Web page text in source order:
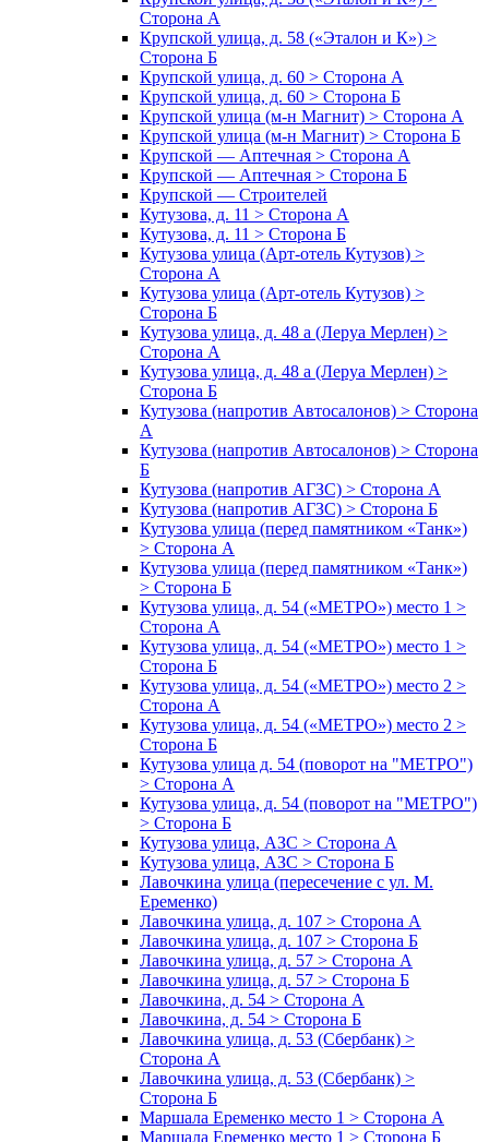
Сторона А
Крупской улица, д. 58 («Эталон и К») >
Сторона Б
Крупской улица, д. 60 > Сторона А
Крупской улица, д. 60 > Сторона Б
Крупской улица (м-н Магнит) > Сторона А
Крупской улица (м-н Магнит) > Сторона Б
Крупской — Аптечная > Сторона А
Крупской — Аптечная > Сторона Б
Крупской — Строителей
Кутузова, д. 11 > Сторона А
Кутузова, д. 11 > Сторона Б
Кутузова улица (Арт-отель Кутузов) >
Сторона А
Кутузова улица (Арт-отель Кутузов) >
Сторона Б
Кутузова улица, д. 48 а (Леруа Мерлен) >
Сторона А
Кутузова улица, д. 48 а (Леруа Мерлен) >
Сторона Б
Кутузова (напротив Автосалонов) > Сторона
А
Кутузова (напротив Автосалонов) > Сторона
Б
Кутузова (напротив АГЗС) > Сторона А
Кутузова (напротив АГЗС) > Сторона Б
Кутузова улица (перед памятником «Танк»)
> Сторона А
Кутузова улица (перед памятником «Танк»)
> Сторона Б
Кутузова улица, д. 54 («МЕТРО») место 1 >
Сторона А
Кутузова улица, д. 54 («МЕТРО») место 1 >
Сторона Б
Кутузова улица, д. 54 («МЕТРО») место 2 >
Сторона А
Кутузова улица, д. 54 («МЕТРО») место 2 >
Сторона Б
Кутузова улица д. 54 (поворот на "МЕТРО")
> Сторона А
Кутузова улица, д. 54 (поворот на "МЕТРО")
> Сторона Б
Кутузова улица, АЗС > Сторона А
Кутузова улица, АЗС > Сторона Б
Лавочкина улица (пересечение с ул. М.
Еременко)
Лавочкина улица, д. 107 > Сторона А
Лавочкина улица, д. 107 > Сторона Б
Лавочкина улица, д. 57 > Сторона А
Лавочкина улица, д. 57 > Сторона Б
Лавочкина, д. 54 > Сторона А
Лавочкина, д. 54 > Сторона Б
Лавочкина улица, д. 53 (Сбербанк) >
Сторона А
Лавочкина улица, д. 53 (Сбербанк) >
Сторона Б
Маршала Еременко место 1 > Сторона А
Маршала Еременко место 1 > Сторона Б